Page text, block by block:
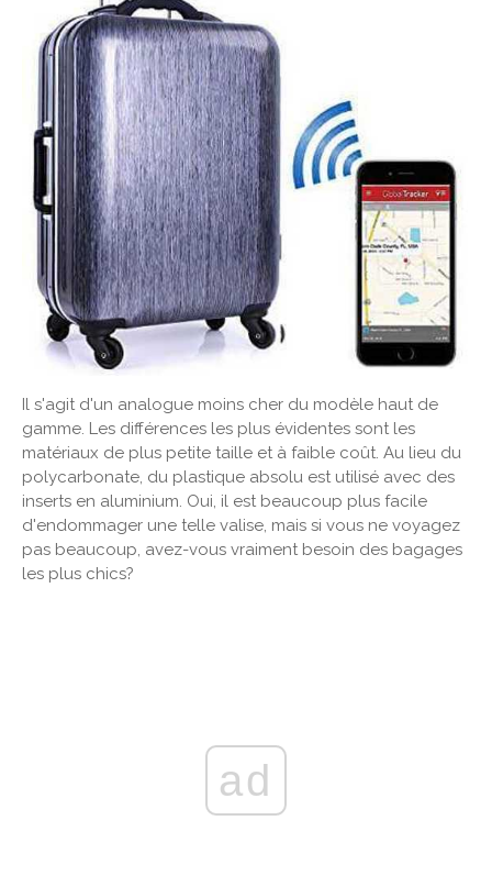
Il s'agit d'un analogue moins cher du modèle haut de
gamme. Les différences les plus évidentes sont les
matériaux de plus petite taille et à faible coût. Au lieu du
polycarbonate, du plastique absolu est utilisé avec des
inserts en aluminium. Oui, il est beaucoup plus facile
d'endommager une telle valise, mais si vous ne voyagez
pas beaucoup, avez-vous vraiment besoin des bagages
les plus chics?
ad